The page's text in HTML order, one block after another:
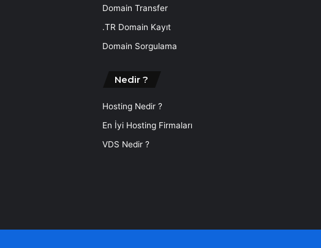
Domain Transfer
.TR Domain Kayıt
Domain Sorgulama
Nedir ?
Hosting Nedir ?
En İyi Hosting Firmaları
VDS Nedir ?